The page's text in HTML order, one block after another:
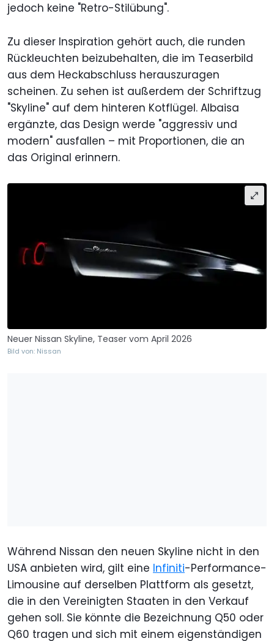
jedoch keine "Retro-Stilübung".
Zu dieser Inspiration gehört auch, die runden
Rückleuchten beizubehalten, die im Teaserbild
aus dem Heckabschluss herauszuragen
scheinen. Zu sehen ist außerdem der Schriftzug
"Skyline" auf dem hinteren Kotflügel. Albaisa
ergänzte, das Design werde "aggressiv und
modern" ausfallen – mit Proportionen, die an
das Original erinnern.
Neuer Nissan Skyline, Teaser vom April 2026
Bild von: Nissan
Während Nissan den neuen Skyline nicht in den
USA anbieten wird, gilt eine Infiniti-Performance-
Limousine auf derselben Plattform als gesetzt,
die in den Vereinigten Staaten in den Verkauf
gehen soll. Sie könnte die Bezeichnung Q50 oder
Q60 tragen und sich mit einem eigenständigen